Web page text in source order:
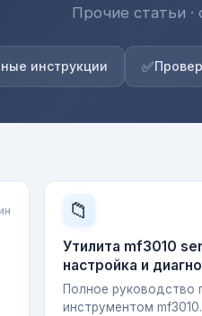
Прочие статьи ·
инструкции ✅
📁
Утилита mf3010
настройка и
Полное руководство
инструментом